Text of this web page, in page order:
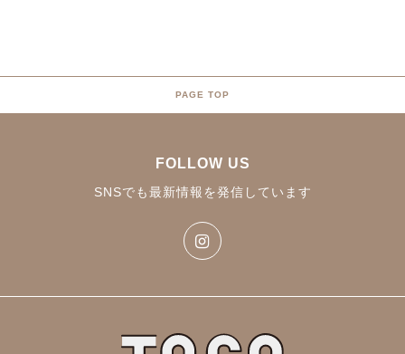
PAGE TOP
FOLLOW US
SNSでも最新情報を発信しています